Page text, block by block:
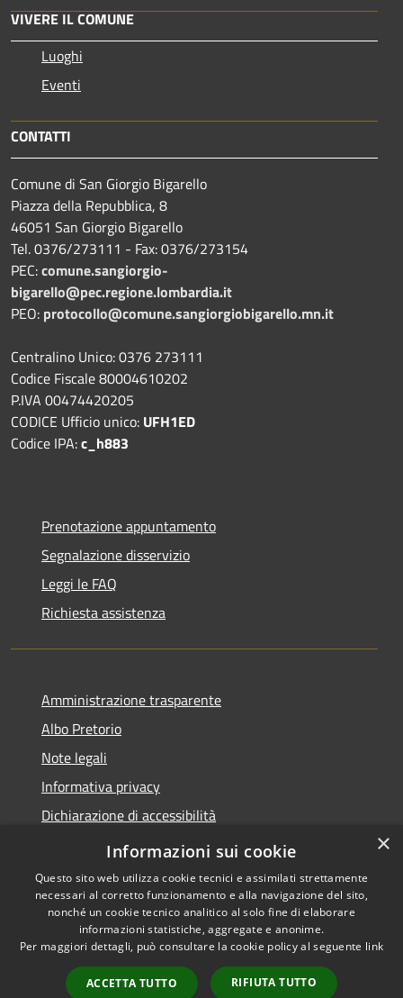
VIVERE IL COMUNE
Luoghi
Eventi
CONTATTI
Comune di San Giorgio Bigarello
Piazza della Repubblica, 8
46051 San Giorgio Bigarello
Tel. 0376/273111 - Fax: 0376/273154
PEC:comune.sangiorgio-
bigarello@pec.regione.lombardia.it
PEO: protocollo@comune.sangiorgiobigarello.mn.it
Centralino Unico: 0376 273111
Codice Fiscale 80004610202
P.IVA 00474420205
CODICE Ufficio unico: UFH1ED
Codice IPA:c_h883
Prenotazione appuntamento
Segnalazione disservizio
Leggi le FAQ
Richiesta assistenza
Amministrazione trasparente
Albo Pretorio
Note legali
Informativa privacy
Dichiarazione di accessibilità
Obiettivi di accessibilità
Accessibilità
Copyright © 2026 • Comune di
San Giorgio Bigarello •
Powered byMunicipium
×
Informazioni sui cookie
Questo sito web utilizza cookie tecnici e assimilati strettamente
necessari al corretto funzionamento e alla navigazione del sito,
nonché un cookie tecnico analitico al solo fine di elaborare
informazioni statistiche, aggregate e anonime.
Per maggiori dettagli, può consultare la cookie policy al seguente link
ACCETTA TUTTO RIFIUTA TUTTO